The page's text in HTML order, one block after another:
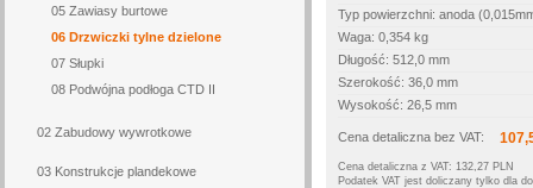
05 Zawiasy burtowe
06 Drzwiczki tylne dzielone
07 Słupki
08 Podwójna podłoga CTD II
02 Zabudowy wywrotkowe
03 Konstrukcje plandekowe
Typ powierzchni: anoda
Waga: 0,354 kg
Długość: 512,0 mm
Szerokość: 36,0 mm
Wysokość: 26,5 mm
Cena detaliczna bez VAT:
Cena detaliczna z VAT: 132,27 PLN
Podatek VAT jest doliczany tylko dla